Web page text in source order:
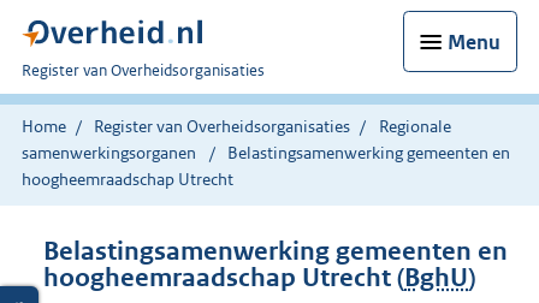
Menu
U
bent
nu
hier:
Register van Overheidsorganisaties
Home Register van Overheidsorganisaties
Regionale
samenwerkingsorganen
Belastingsamenwerking gemeenten en
hoogheemraadschap Utrecht
Belastingsamenwerking gemeenten en
hoogheemraadschap Utrecht (BghU)